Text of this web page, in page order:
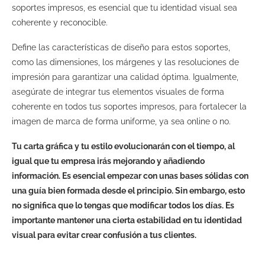
soportes impresos, es esencial que tu identidad visual sea
coherente y reconocible.
Define las características de diseño para estos soportes,
como las dimensiones, los márgenes y las resoluciones de
impresión para garantizar una calidad óptima. Igualmente,
asegúrate de integrar tus elementos visuales de forma
coherente en todos tus soportes impresos, para fortalecer la
imagen de marca de forma uniforme, ya sea online o no.
Tu carta gráfica y tu estilo evolucionarán con el tiempo, al
igual que tu empresa irás mejorando y añadiendo
información. Es esencial empezar con unas bases sólidas con
una guía bien formada desde el principio. Sin embargo, esto
no significa que lo tengas que modificar todos los días. Es
importante mantener una cierta estabilidad en tu identidad
visual para evitar crear confusión a tus clientes.